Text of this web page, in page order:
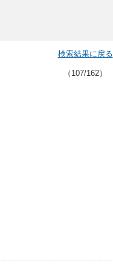
検索結果に戻る
（107/162）